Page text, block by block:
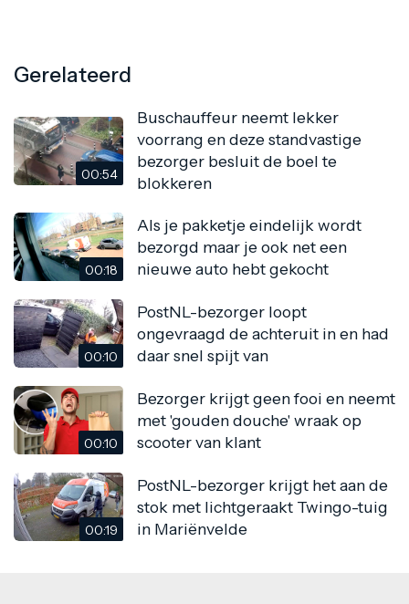
Gerelateerd
00:54
Buschauffeur neemt lekker
voorrang en deze standvastige
bezorger besluit de boel te
blokkeren
00:18
Als je pakketje eindelijk wordt
bezorgd maar je ook net een
nieuwe auto hebt gekocht
00:10
PostNL-bezorger loopt
ongevraagd de achteruit in en had
daar snel spijt van
00:10
Bezorger krijgt geen fooi en neemt
met 'gouden douche' wraak op
scooter van klant
00:19
PostNL-bezorger krijgt het aan de
stok met lichtgeraakt Twingo-tuig
in Mariënvelde